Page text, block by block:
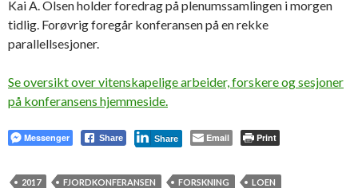
Kai A. Olsen holder foredrag på plenumssamlingen i morgen
tidlig. Forøvrig foregår konferansen på en rekke
parallellsesjoner.
Se oversikt over vitenskapelige arbeider, forskere og sesjoner
på konferansens hjemmeside.
Messenger Share Share Email Print
2017 FJORDKONFERANSEN FORSKNING LOEN